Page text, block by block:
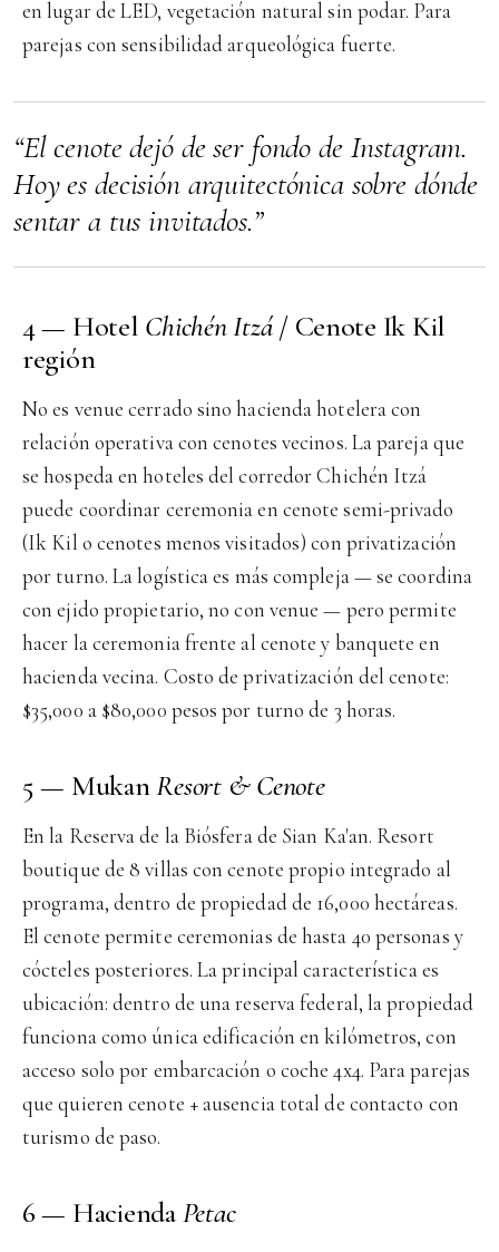
en lugar de LED, vegetación natural sin podar. Para
parejas con sensibilidad arqueológica fuerte.
“El cenote dejó de ser fondo de Instagram.
Hoy es decisión arquitectónica sobre dónde
sentar a tus invitados.”
4 — Hotel Chichén Itzá/ Cenote Ik Kil
región
No es venue cerrado sino hacienda hotelera con
relación operativa con cenotes vecinos. La pareja que
se hospeda en hoteles del corredor Chichén Itzá
puede coordinar ceremonia en cenote semi-privado
(Ik Kil o cenotes menos visitados) con privatización
por turno. La logística es más compleja — se coordina
con ejido propietario, no con venue — pero permite
hacer la ceremonia frente al cenote y banquete en
hacienda vecina. Costo de privatización del cenote:
$35,000 a $80,000 pesos por turno de 3 horas.
5 — MukanResort & Cenote
En la Reserva de la Biósfera de Sian Ka'an. Resort
boutique de 8 villas con cenote propio integrado al
programa, dentro de propiedad de 16,000 hectáreas.
El cenote permite ceremonias de hasta 40 personas y
cócteles posteriores. La principal característica es
ubicación: dentro de una reserva federal, la propiedad
funciona como única edificación en kilómetros, con
acceso solo por embarcación o coche 4x4. Para parejas
que quieren cenote + ausencia total de contacto con
turismo de paso.
6 — HaciendaPetac